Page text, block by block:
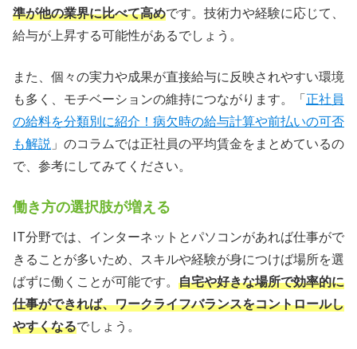
準が他の業界に比べて高めです。技術力や経験に応じて、
給与が上昇する可能性があるでしょう。
また、個々の実力や成果が直接給与に反映されやすい環境
も多く、モチベーションの維持につながります。「 正社員
の給料を分類別に紹介！病欠時の給与計算や前払いの可否
も解説 」のコラムでは正社員の平均賃金をまとめているの
で、参考にしてみてください。
働き方の選択肢が増える
IT分野では、インターネットとパソコンがあれば仕事がで
きることが多いため、スキルや経験が身につけば場所を選
ばずに働くことが可能です。 自宅や好きな場所で効率的に
仕事ができれば、ワークライフバランスをコントロールし
やすくなるでしょう。